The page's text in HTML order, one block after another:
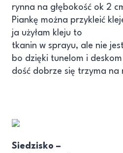
rynna na głębokość ok 2
Piankę można przykleić
ja użyłam kleju to
tkanin w sprayu, ale nie
bo dzięki tunelom i
dość dobrze się trzyma na
Siedzisko –